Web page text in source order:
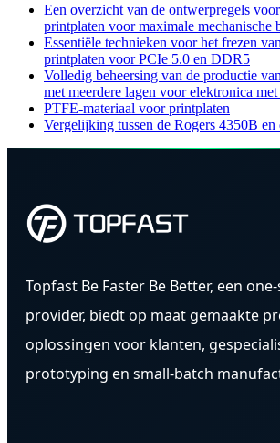
Een overzicht van de ontwerpregels
printplaten voor maximale mechanische
Essentiële technieken voor het frezen
printplaten voor PCIe 5.0 en DDR5
Volledig beheersing van de productie
met meerdere lagen voor elektronica
PTFE-materiaal voor printplaten
Vergelijking tussen de Rogers 4350B en
Topfast Be Faster Be Better, een
provider, biedt op maat gemaakte
oplossingen voor klanten,
prototyping en small-batch